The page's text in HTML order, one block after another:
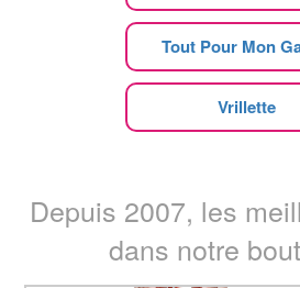
Tout Pour Mon
Vrillette
Depuis 2007, les
dans notre